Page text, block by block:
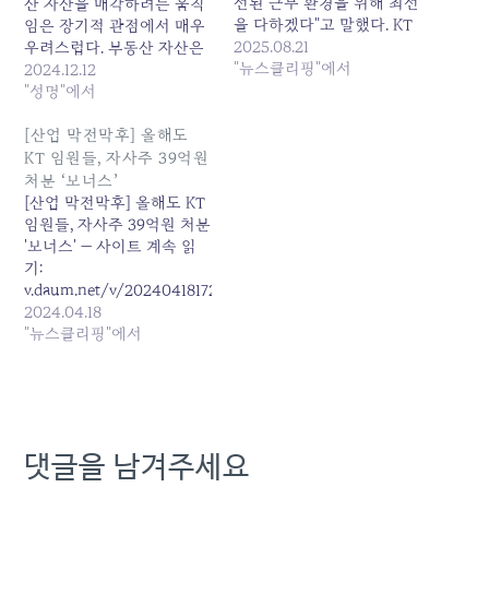
임은 장기적 관점에서 매우
우려스럽다. 부동산 자산은
통신 외 사업분야에서 안정
적 수익원을 창출해온 대표
를 매각하는 것은 마치 “황
금알을 낳는 거위의 배를 가
르는” 단기적 조치라 할 수
있다. 이 배경에는 김영섭
사장의 내년 연임 여부와 관
련이 있다.…
2024.12.12
"성명"에서
을 다하겠다"고 말했다. KT
측은 올해 임금협상과 관련
해 별도의 입장을 밝히지 않
2025.08.21
"뉴스클리핑"에서
[산업 막전막후] 올해도
KT 임원들, 자사주 39억원
처분 ‘보너스’
[산업 막전막후] 올해도 KT
임원들, 자사주 39억원 처분
'보너스' — 사이트 계속 읽
기:
v.daum.net/v/20240418172215656
2024.04.18
"뉴스클리핑"에서
댓글을 남겨주세요